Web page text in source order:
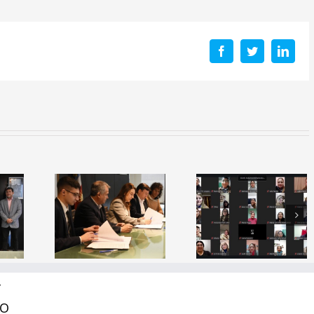
FacebookTwitter
de
y
con
del
Capacitación
Docente
“¿Cómo se
aprende a
Inauguración
del
espacial
«Mama